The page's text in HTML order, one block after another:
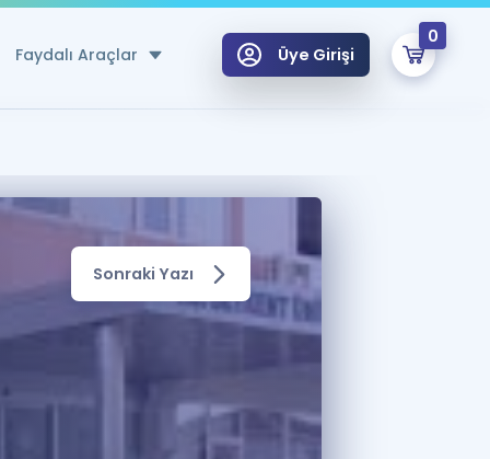
Faydalı Araçlar
Özel Sözlük
Hesaplama Aracı
için Öneriler
Üye Girişi
0
ÜYE DEĞİLİM
Sepetin Şu An Boş.
Hoca ile seni sınava hazırlayacak onlarca eğitim seni bekliyor!
Sonraki Yazı